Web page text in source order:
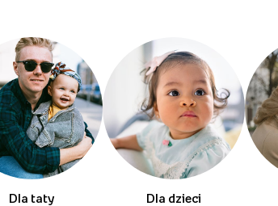
Dla taty Dla dzieci